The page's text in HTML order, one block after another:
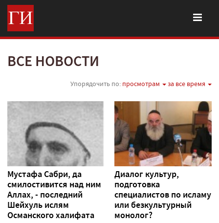
ВСЕ НОВОСТИ
Упорядочить по: просмотрам за все время
Мустафа Сабри, да
смилостивится над ним
Аллах, - последний
Шейхуль ислям
Османского халифата
Диалог культур,
подготовка
специалистов по исламу
или безкультурный
монолог?